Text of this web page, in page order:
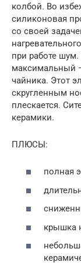
колбой. Во
силиконовая
со своей
при работе
максимальный
чайника. Этот
скругленным
плескается.
керамики.
ПЛЮСЫ:
полная
крышка